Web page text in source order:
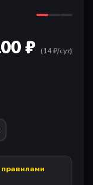
₽ (14₽/сут)
правилами